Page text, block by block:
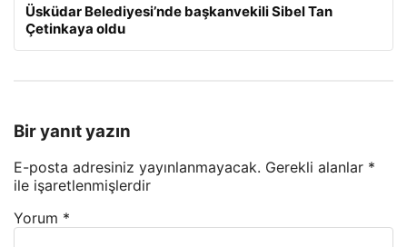
Üsküdar Belediyesi’nde başkanvekili Sibel Tan
Çetinkaya oldu
Bir yanıt yazın
E-posta adresiniz yayınlanmayacak. Gerekli alanlar *
ile işaretlenmişlerdir
Yorum *